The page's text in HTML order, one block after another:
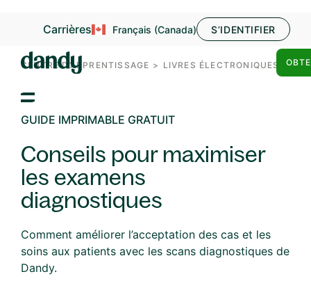
Carrières Français (Canada) S’IDENTIFIER
CENTRE D’APPRENTISSAGE > LIVRES ÉLECTRONIQUES
GUIDE IMPRIMABLE GRATUIT
Conseils pour maximiser
les examens
diagnostiques
Comment améliorer l’acceptation des cas et les
soins aux patients avec les scans diagnostiques de
Dandy.